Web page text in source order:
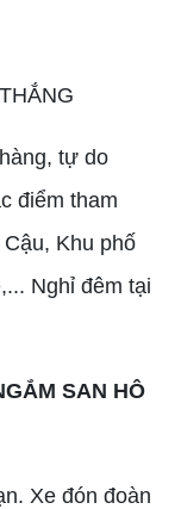
tự do
điểm tham
Khu phố
Nghỉ đêm tại
SAN HÔ
Xe đón đoàn